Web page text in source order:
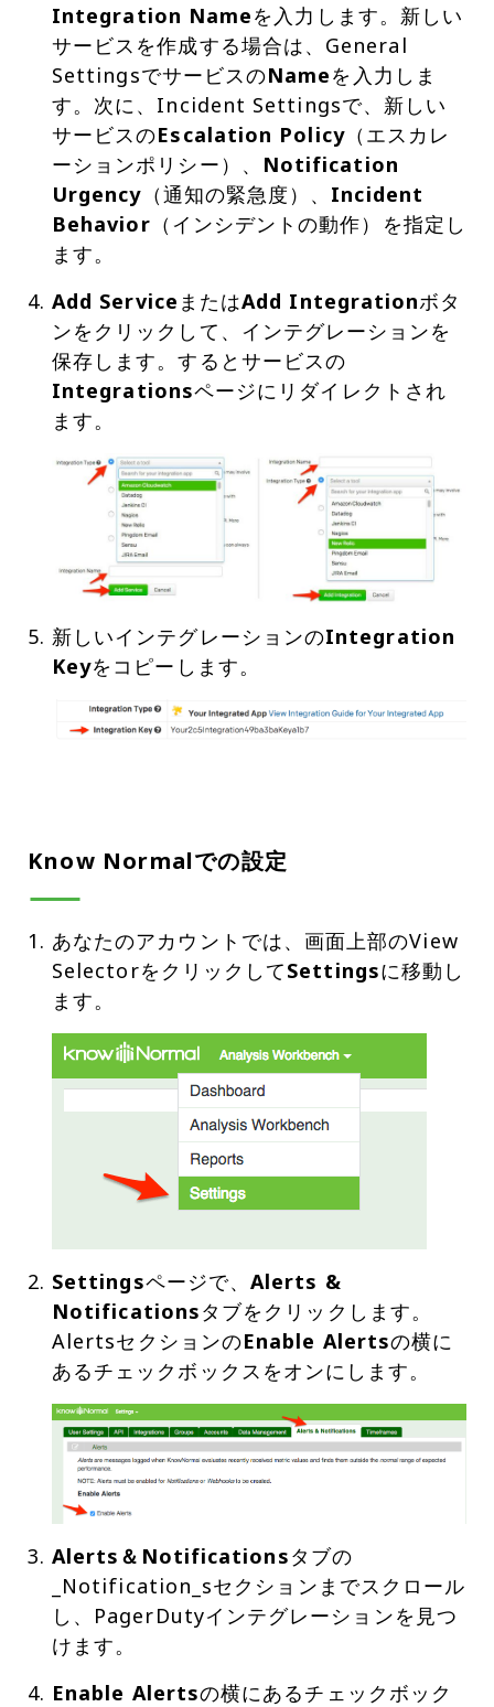
Integration Nameを入力します。新しい
サービスを作成する場合は、General
SettingsでサービスのNameを入力しま
す。次に、Incident Settingsで、新しい
サービスのEscalation Policy（エスカレ
ーションポリシー）、 Notification
Urgency （通知の緊急度）、 Incident
Behavior （インシデントの動作）を指定し
ます。
Add Service またはAdd Integrationボタ
ンをクリックして、インテグレーションを
保存します。するとサービスの
Integrationsページにリダイレクトされ
新しいインテグレーションのIntegration
Key
Know Normalでの設定
あなたのアカウントでは、画面上部のView
SelectorをクリックしてSettingsに移動し
Settingsページで、Alerts &
Notificationsタブをクリックします。
AlertsセクションのEnable Alertsの横に
Alerts＆Notificationsタブの
_Notification_sセクションまでスクロール
し、PagerDutyインテグレーションを見つ
けます。
Enable Alertsの横にあるチェックボック